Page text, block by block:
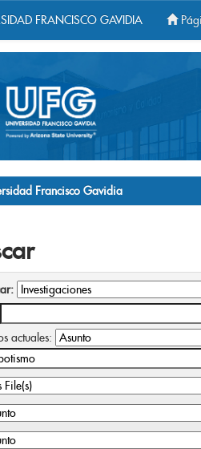
FRANCISCO GAVIDIA
Francisco Gavidia
actuales: